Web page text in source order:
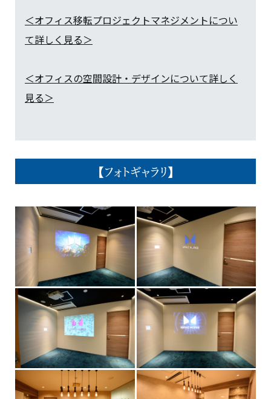
＜オフィス移転プロジェクトマネジメントについ
て詳しく見る＞
＜オフィスの空間設計・デザインについて詳しく
見る＞
【フォトギャラリ】